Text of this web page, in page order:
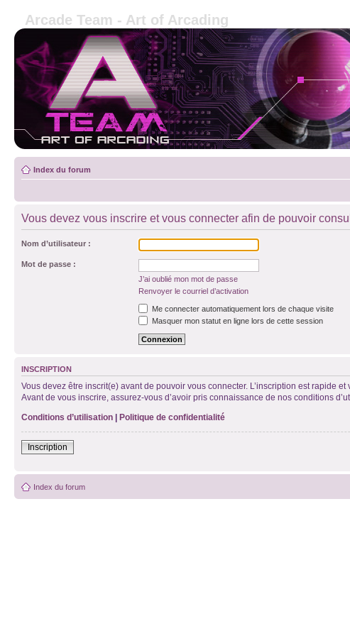
Arcade Team - Art of Arcading
Index du forum
Vous devez vous inscrire et vous connecter afin de pouvoir
Nom d’utilisateur :
Mot de passe :
J’ai oublié mon mot de passe
Renvoyer le courriel d’activation
Me connecter automatiquement lors de chaque visite
Masquer mon statut en ligne lors de cette session
INSCRIPTION
Vous devez être inscrit(e) avant de pouvoir vous connecter. L’inscription est rapide
Avant de vous inscrire, assurez-vous d’avoir pris connaissance de nos conditions
Conditions d’utilisation | Politique de confidentialité
Inscription
Index du forum